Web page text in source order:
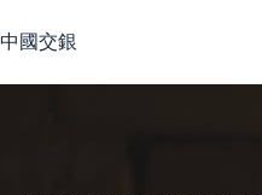
to
content
中國交銀